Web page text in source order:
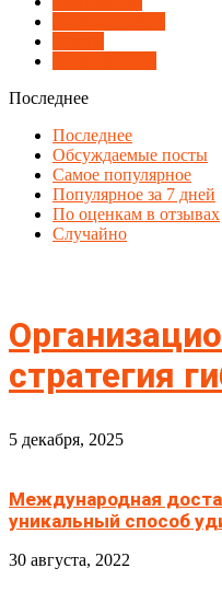
Последнее
Последнее
Обсуждаемые посты
Самое популярное
Популярное за 7 дней
По оценкам в отзывах
Случайно
стратегия
5 декабря, 2025
Международная
уникальный способ
30 августа, 2022